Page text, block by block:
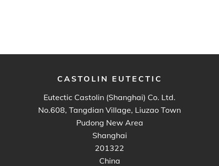
CASTOLIN EUTECTIC
Eutectic Castolin (Shanghai) Co. Ltd.
No.608, Tangdian Village, Liuzao Town
Pudong New Area
Shanghai
201322
China